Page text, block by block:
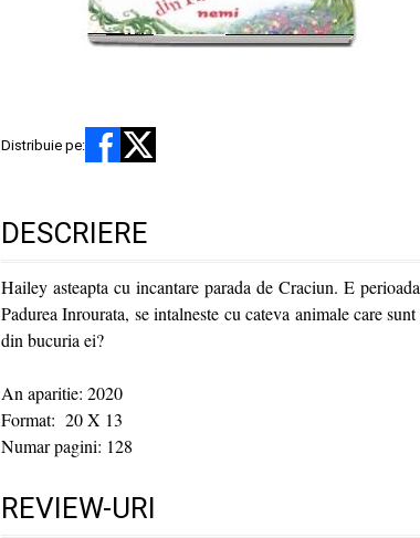
Distribuie pe:
DESCRIERE
Hailey asteapta cu incantare parada de Craciun. E
Padurea Inrourata, se intalneste cu cateva animale care
din bucuria ei?
An aparitie: 2020
Format: 20 X 13
Numar pagini: 128
REVIEW-URI